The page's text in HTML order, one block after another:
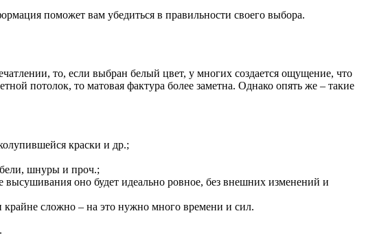
поможет вам убедиться в правильности своего выбора.
то, если выбран белый цвет, у многих создается ощущение, что
потолок, то матовая фактура более заметна. Однако опять же – такие
краски и др.;
шнуры и проч.;
высушивания оно будет идеально ровное, без внешних изменений и
крайне сложно – на это нужно много времени и сил.